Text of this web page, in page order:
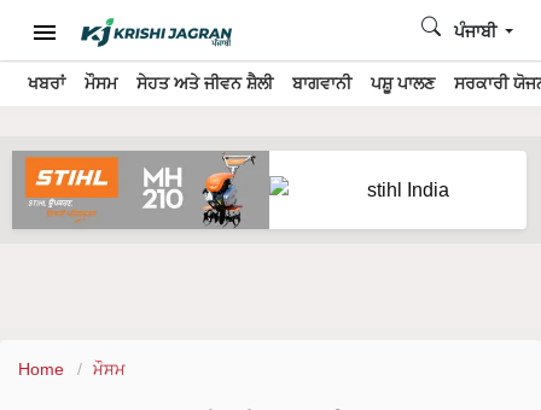
ਖਬਰਾਂ ਮੌਸਮ ਸੇਹਤ ਅਤੇ ਜੀਵਨ ਸ਼ੈਲੀ ਬਾਗਵਾਨੀ ਪਸ਼ੂ ਪਾਲਣ ਸਰਕਾਰੀ
ਪੰਜਾਬੀ
Home ਮੌਸਮ